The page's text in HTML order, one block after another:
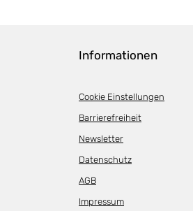
Informationen
Cookie Einstellungen
Barrierefreiheit
Newsletter
Datenschutz
AGB
Impressum